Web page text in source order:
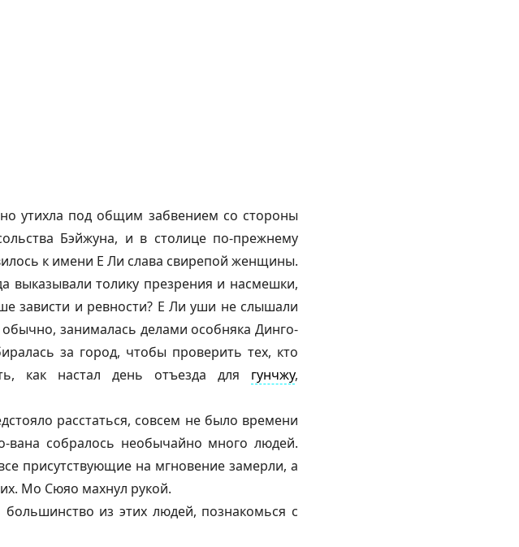
утихла под общим забвением со стороны
Бэйжуна, и в столице по-прежнему
к имени Е Ли слава свирепой женщины.
выказывали толику презрения и насмешки,
зависти и ревности? Е Ли уши не слышали
занималась делами особняка Динго-
за город, чтобы проверить тех, кто
как настал день отъезда для гунчжу,
расстаться, совсем не было времени
вана собралось необычайно много людей.
присутствующие на мгновение замерли, а
Мо Сюяо махнул рукой.
из этих людей, познакомься с